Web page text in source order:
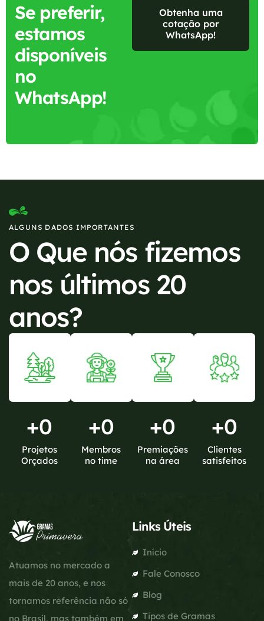
Se preferir,
estamos
disponíveis
no
WhatsApp!
Obtenha uma
cotação por
WhatsApp!
ALGUNS DADOS IMPORTANTES
O Que nós fizemos
nos últimos 20
anos?
+0
Projetos
Orçados
+0
Membros
no time
+0
Premiações
na área
+0
Clientes
satisfeitos
Atuamos no mercado a
mais de 20 anos, e nos
tornamos referência não só
no Brasil, mas também em
Links Úteis
Início
Fale Conosco
Blog
Tipos de Gramas